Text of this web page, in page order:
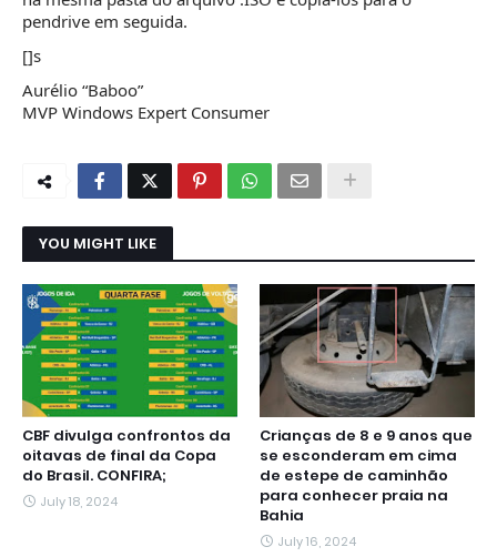
pendrive em seguida.
[]s
Aurélio “Baboo”
MVP Windows Expert Consumer
YOU MIGHT LIKE
CBF divulga confrontos da
oitavas de final da Copa
do Brasil. CONFIRA;
July 18, 2024
Crianças de 8 e 9 anos que
se esconderam em cima
de estepe de caminhão
para conhecer praia na
Bahia
July 16, 2024